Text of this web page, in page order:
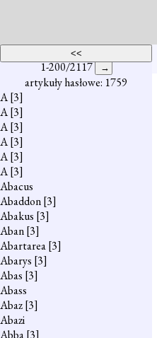
1-200/2117
artykuły hasłowe: 1759
A[3]
A[3]
A[3]
A[3]
A[3]
A[3]
Abacus
Abaddon[3]
Abakus [3]
Aban[3]
Abartarea[3]
Abarys [3]
Abas [3]
Abass
Abaz[3]
Abazi
Abba[3]